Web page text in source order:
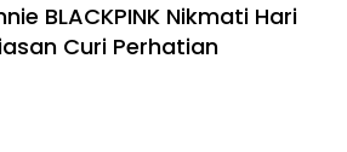
BLACKPINK Nikmati Hari
Curi Perhatian